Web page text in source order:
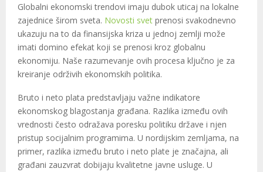
Globalni ekonomski trendovi imaju dubok uticaj na lokalne
zajednice širom sveta. Novosti svet prenosi svakodnevno
ukazuju na to da finansijska kriza u jednoj zemlji može
imati domino efekat koji se prenosi kroz globalnu
ekonomiju. Naše razumevanje ovih procesa ključno je za
kreiranje održivih ekonomskih politika.
Bruto i neto plata predstavljaju važne indikatore
ekonomskog blagostanja građana. Razlika između ovih
vrednosti često odražava poresku politiku države i njen
pristup socijalnim programima. U nordijskim zemljama, na
primer, razlika između bruto i neto plate je značajna, ali
građani zauzvrat dobijaju kvalitetne javne usluge. U